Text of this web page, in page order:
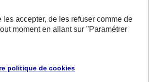
les accepter, de les refuser comme de
moment en allant sur "Paramétrer
politique de cookies